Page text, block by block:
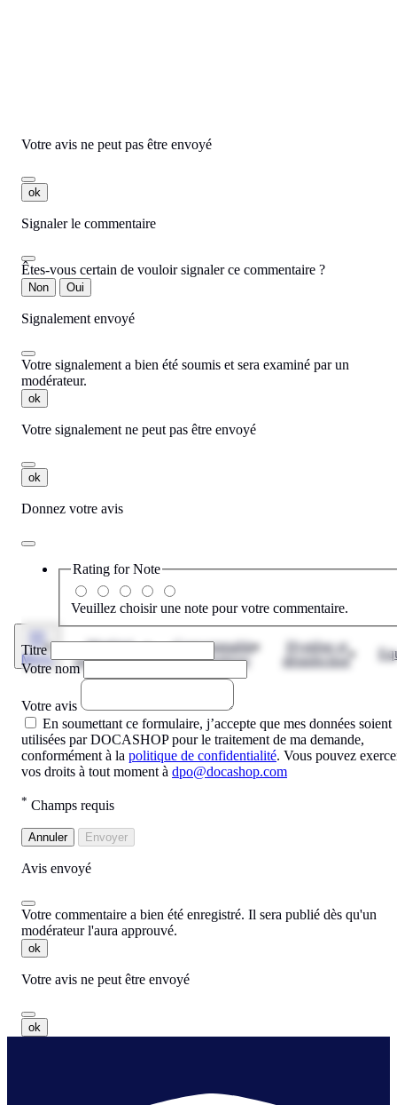
Menu
Matériel
informatique
Consommable
informatique
Hygiène et
désinfection
Votre avis ne peut pas être envoyé
ok
Signaler le commentaire
Êtes-vous certain de vouloir signaler ce commentaire ?
Non Oui
Signalement envoyé
Votre signalement a bien été soumis et sera examiné par un
modérateur.
ok
Votre signalement ne peut pas être envoyé
ok
Donnez votre avis
Rating forNote
Veuillez choisir une note pour votre commentaire.
Titre
Votre nom
Votre avis
En soumettant ce formulaire, j’accepte que mes données soient
utilisées par DOCASHOP pour le traitement de ma demande,
conformément à la politique de confidentialité. Vous pouvez
vos droits à tout moment à dpo@docashop.com
* Champs requis
Annuler Envoyer
Avis envoyé
Votre commentaire a bien été enregistré. Il sera publié dès qu'un
modérateur l'aura approuvé.
ok
Votre avis ne peut être envoyé
ok